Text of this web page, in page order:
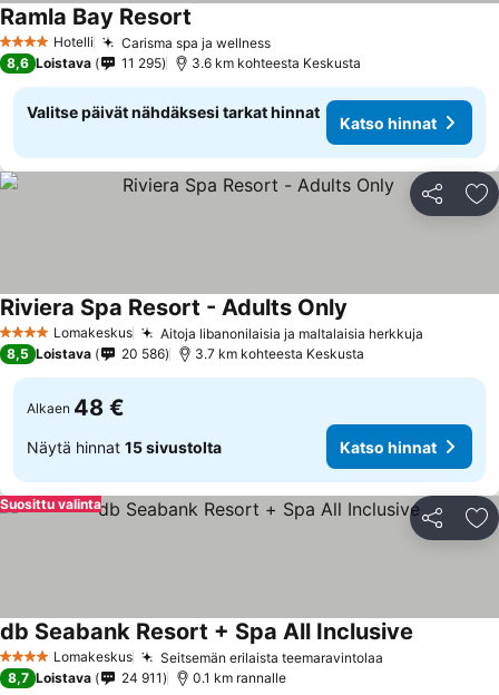
4 Tähtiluokitus
Hotelli Carisma spa ja wellness
Ramla Bay Resort
8,6 Loistava 11 295 3.6 km kohteesta Keskusta
Valitse päivät nähdäksesi tarkat hinnat
Katso hinnat
Jaa
4 TähtiluokitusLomakeskus Aitoja libanonilaisia ja maltalaisia herkkuja
Riviera Spa Resort - Adults Only
8,5 Loistava 20 586 3.7 km kohteesta Keskusta
Alkaen 48 €
Näytä hinnat 15 sivustolta Katso hinnat
Jaa
Suosittu valinta
4 TähtiluokitusLomakeskus Seitsemän erilaista teemaravintolaa
db Seabank Resort + Spa All Inclusive
8,7 Loistava 24 911 0.1 km rannalle